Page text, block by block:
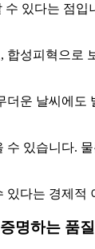
있다는 점
성피혁으
운 날씨에
있습니다.
다는 경제
명하는 품질